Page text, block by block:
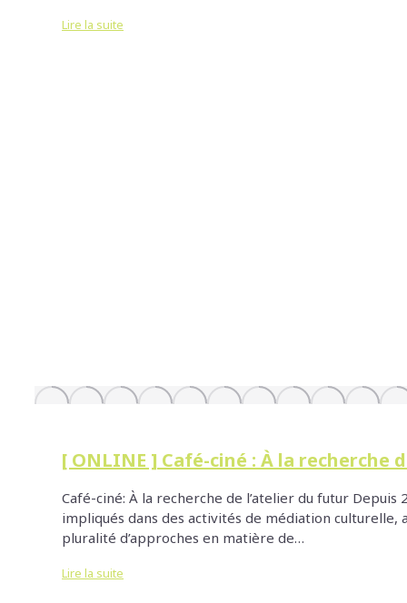
Lire la suite
[ ONLINE ] Café-ciné : À la recherche
Café-ciné: À la recherche de l’atelier du futur
impliqués dans des activités de médiation culturelle,
pluralité d’approches en matière de…
Lire la suite